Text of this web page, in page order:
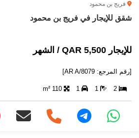
فريج بن محمود
شقق للإيجار في فريج بن محمود
للإيجار 5,500 QAR / الشهر
[رقم المرجع: AR A/8079]
2
1
1
110 m²